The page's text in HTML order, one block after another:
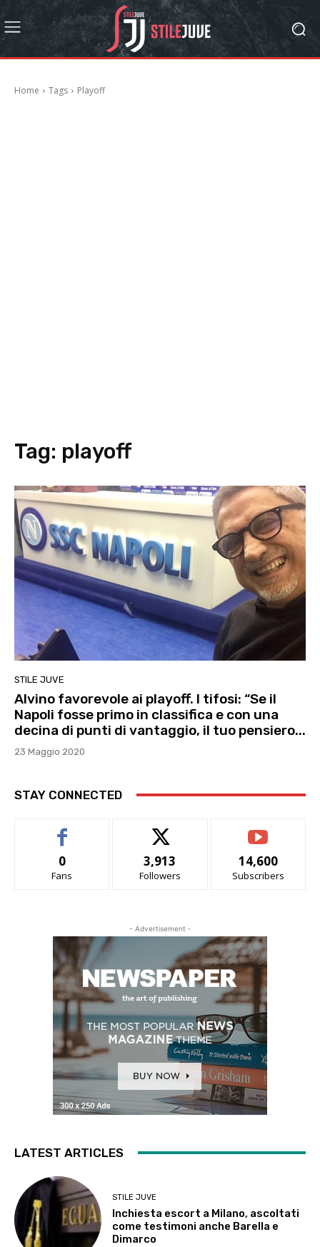
Home Tags Playoff
Tag: playoff
STILE JUVE
Alvino favorevole ai playoff. I tifosi: “Se il
Napoli fosse primo in classifica e con una
decina di punti di vantaggio, il tuo pensiero...
23 Maggio 2020
STAY CONNECTED
0
Fans
3,913
Followers
14,600
Subscribers
- Advertisement -
LATEST ARTICLES
STILE JUVE
Inchiesta escort a Milano, ascoltati
come testimoni anche Barella e
Dimarco